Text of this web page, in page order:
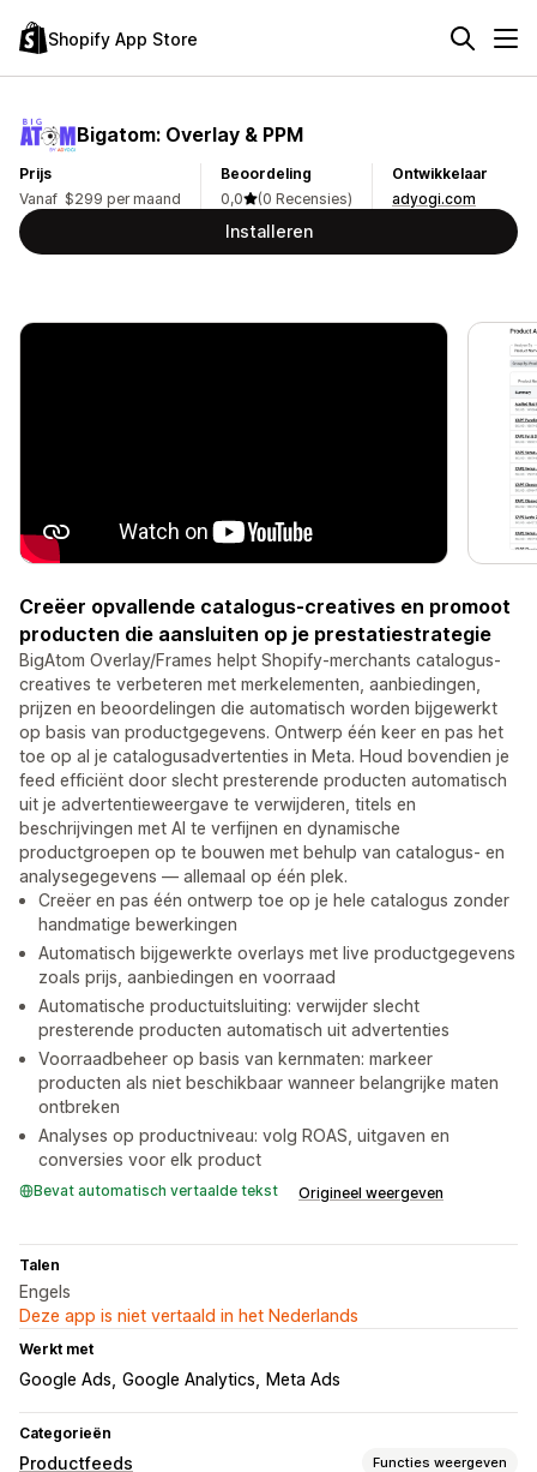
Shopify App Store
Bigatom: Overlay & PPM
Prijs
Vanaf $299 per maand
Beoordeling
0,0
(0 Recensies)
Ontwikkelaar
adyogi.com
Installeren
Creëer opvallende catalogus-creatives en promoot
producten die aansluiten op je prestatiestrategie
BigAtom Overlay/Frames helpt Shopify-merchants catalogus-
creatives te verbeteren met merkelementen, aanbiedingen,
prijzen en beoordelingen die automatisch worden bijgewerkt
op basis van productgegevens. Ontwerp één keer en pas het
toe op al je catalogusadvertenties in Meta. Houd bovendien je
feed efficiënt door slecht presterende producten automatisch
uit je advertentieweergave te verwijderen, titels en
beschrijvingen met AI te verfijnen en dynamische
productgroepen op te bouwen met behulp van catalogus- en
analysegegevens — allemaal op één plek.
Creëer en pas één ontwerp toe op je hele catalogus zonder
handmatige bewerkingen
Automatisch bijgewerkte overlays met live productgegevens
zoals prijs, aanbiedingen en voorraad
Automatische productuitsluiting: verwijder slecht
presterende producten automatisch uit advertenties
Voorraadbeheer op basis van kernmaten: markeer
producten als niet beschikbaar wanneer belangrijke maten
ontbreken
Analyses op productniveau: volg ROAS, uitgaven en
conversies voor elk product
Bevat automatisch vertaalde tekst Origineel weergeven
Talen
Engels
Deze app is niet vertaald in het Nederlands
Werkt met
Google Ads Google Analytics Meta Ads
Categorieën
Productfeeds Functies weergeven